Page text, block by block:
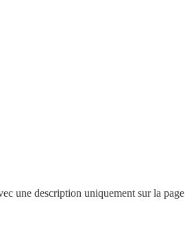
une description uniquement sur la page